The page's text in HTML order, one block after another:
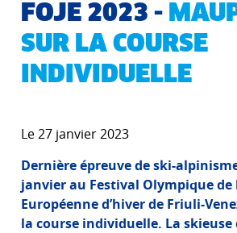
FOJE 2023 -
SUR LA COURSE
INDIVIDUELLE
Le 27 janvier 2023
Dernière épreuve de ski-
janvier au Festival Olympique de
Européenne d’hiver de Friuli-
la course individuelle. La skieuse